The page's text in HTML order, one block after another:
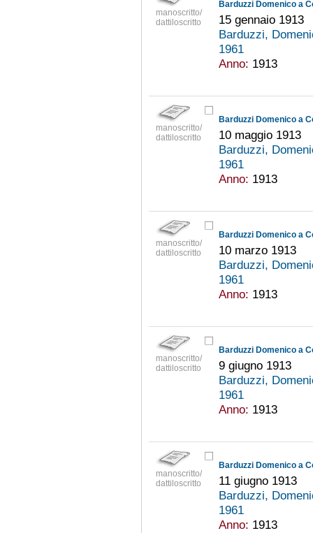
manoscritto/
dattiloscritto
Barduzzi Domenico a
15 gennaio 1913
Barduzzi,
1961
Anno: 1913
manoscritto/
dattiloscritto
Barduzzi Domenico a
10 maggio 1913
Barduzzi,
1961
Anno: 1913
manoscritto/
dattiloscritto
Barduzzi Domenico a
10 marzo 1913
Barduzzi,
1961
Anno: 1913
manoscritto/
dattiloscritto
Barduzzi Domenico a
9 giugno 1913
Barduzzi,
1961
Anno: 1913
manoscritto/
dattiloscritto
Barduzzi Domenico a
11 giugno 1913
Barduzzi,
1961
Anno: 1913